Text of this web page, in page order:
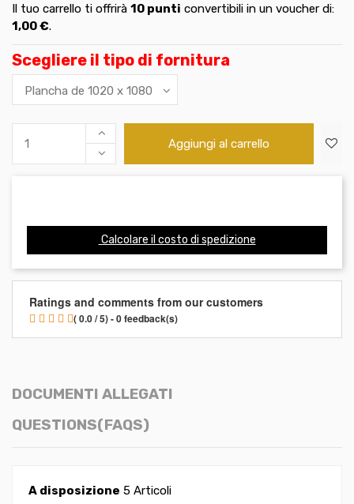
Il tuo carrello ti offrirà 10 punti convertibili in un voucher di:
1,00 €.
Scegliere il tipo di fornitura
Aggiungi al carrello
Calcolare il costo di spedizione
Ratings and comments from our customers
( 0.0 / 5) - 0 feedback(s)
DOCUMENTI ALLEGATI
QUESTIONS(FAQS)
A disposizione 5 Articoli